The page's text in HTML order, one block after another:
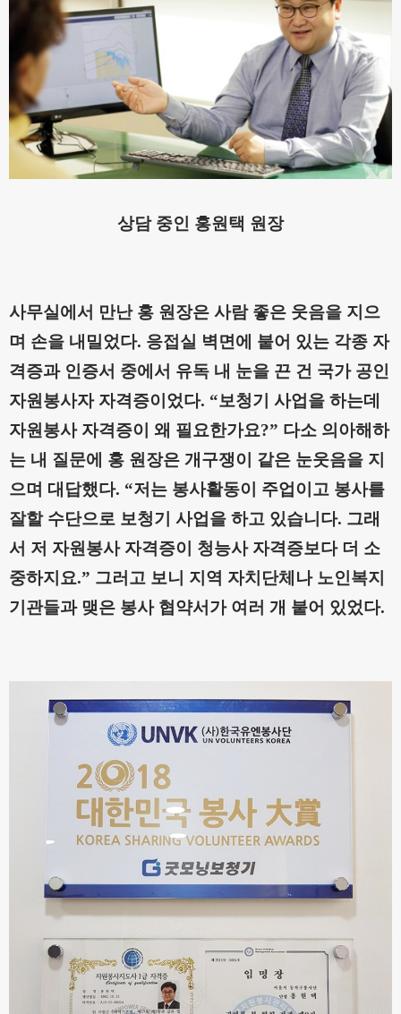
상담 중인 홍원택 원장
사무실에서 만난 홍 원장은 사람 좋은 웃음을 지으
며 손을 내밀었다. 응접실 벽면에 붙어 있는 각종 자
격증과 인증서 중에서 유독 내 눈을 끈 건 국가 공인
자원봉사자 자격증이었다. “보청기 사업을 하는데
자원봉사 자격증이 왜 필요한가요?” 다소 의아해하
는 내 질문에 홍 원장은 개구쟁이 같은 눈웃음을 지
으며 대답했다. “저는 봉사활동이 주업이고 봉사를
잘할 수단으로 보청기 사업을 하고 있습니다. 그래
서 저 자원봉사 자격증이 청능사 자격증보다 더 소
중하지요.” 그러고 보니 지역 자치단체나 노인복지
기관들과 맺은 봉사 협약서가 여러 개 붙어 있었다.